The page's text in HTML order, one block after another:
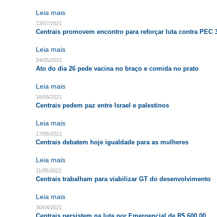
Leia mais
13/07/2021
Centrais promovem encontro para reforçar luta contra PEC
Leia mais
24/05/2021
Ato do dia 26 pede vacina no braço e comida no prato
Leia mais
18/05/2021
Centrais pedem paz entre Israel e palestinos
Leia mais
17/05/2021
Centrais debatem hoje igualdade para as mulheres
Leia mais
11/05/2021
Centrais trabalham para viabilizar GT do desenvolvimento
Leia mais
30/04/2021